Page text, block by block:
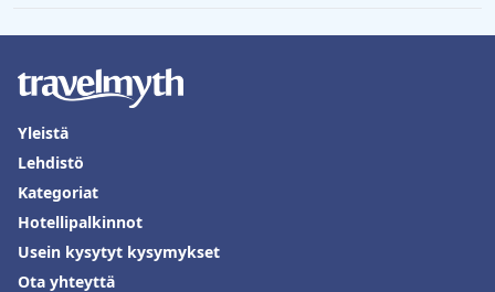
valinnan kaikille matkailijoille.
Lopuksi,
Capri on Fenton
merkittävä kohokohta. Monet vieraat nauttivat yksityisten
eksklusiivisen ja rentouttavan elementin heidän oleskeluunsa.
Näitä tiloja kehutaan usein niiden harkitusta suunnittelusta ja
mukavuudesta, mikä tekee niistä suosikin vierailijoiden
keskuudessa.
Kaiken kaikkiaan Capri on Fenton
mukavan, puhtaan ja kätevän majoituksen poikkeuksellisella
Yleistä
Lehdistö
Kategoriat
Hotellipalkinnot
Usein kysytyt kysymykset
Ota yhteyttä